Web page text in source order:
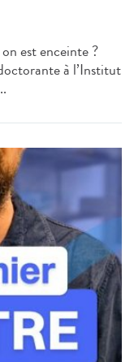
est enceinte ?
à l’Institut